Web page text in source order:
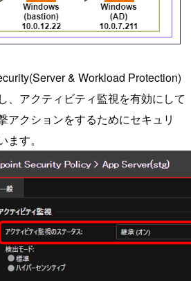
& Workload Protection)
、アクティビティ監視を有効にして
アクションをするためにセキュリ
す。